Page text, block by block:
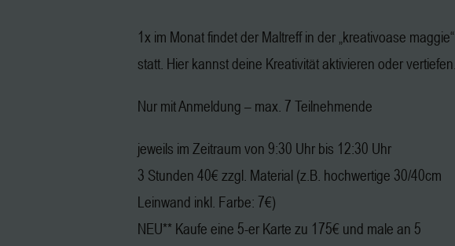
1x im Monat findet der Maltreff in der „kreativoase maggie“
statt. Hier kannst deine Kreativität aktivieren oder vertiefen.
Nur mit Anmeldung – max. 7 Teilnehmende
jeweils im Zeitraum von 9:30 Uhr bis 12:30 Uhr
3 Stunden 40€ zzgl. Material (z.B. hochwertige 30/40cm
Leinwand inkl. Farbe: 7€)
NEU** Kaufe eine 5-er Karte zu 175€ und male an 5